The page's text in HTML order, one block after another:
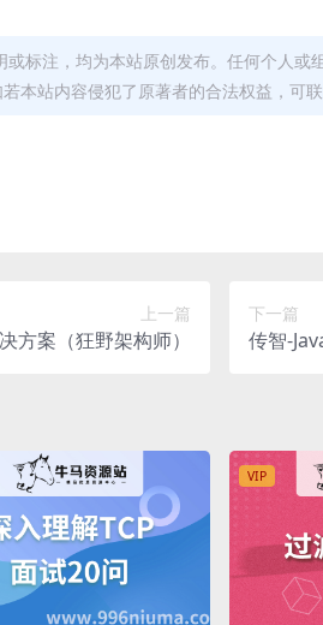
标注，均为本站原创发布。任何个人
本站内容侵犯了原著者的合法权益，可联
上一篇
方案（狂野架构师）
下一篇
传智-
VIP